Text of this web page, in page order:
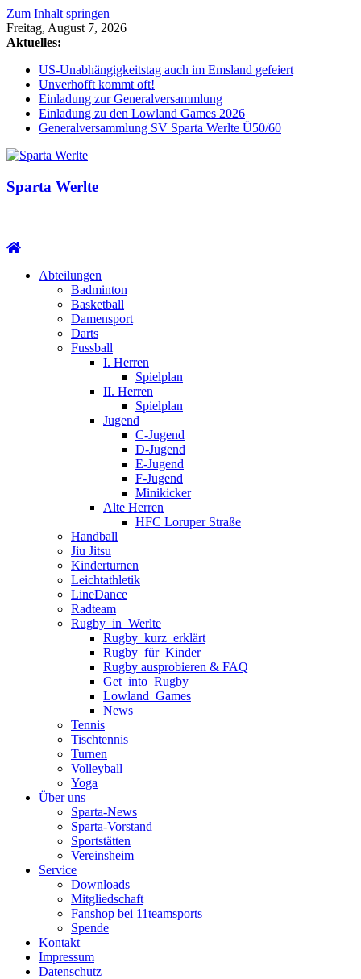
Zum Inhalt springen
Freitag, August 7, 2026
Aktuelles:
US-Unabhängigkeitstag auch im Emsland gefeiert
Unverhofft kommt oft!
Einladung zur Generalversammlung
Einladung zu den Lowland Games 2026
Generalversammlung SV Sparta Werlte Ü50/60
Sparta Werlte
Abteilungen
Badminton
Basketball
Damensport
Darts
Fussball
I. Herren
Spielplan
II. Herren
Spielplan
Jugend
C-Jugend
D-Jugend
E-Jugend
F-Jugend
Minikicker
Alte Herren
HFC Loruper Straße
Handball
Jiu Jitsu
Kinderturnen
Leichtathletik
LineDance
Radteam
Rugby_in_Werlte
Rugby_kurz_erklärt
Rugby_für_Kinder
Rugby ausprobieren & FAQ
Get_into_Rugby
Lowland_Games
News
Tennis
Tischtennis
Turnen
Volleyball
Yoga
Über uns
Sparta-News
Sparta-Vorstand
Sportstätten
Vereinsheim
Service
Downloads
Mitgliedschaft
Fanshop bei 11teamsports
Spende
Kontakt
Impressum
Datenschutz